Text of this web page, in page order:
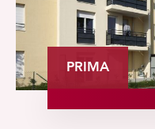
PRIMA